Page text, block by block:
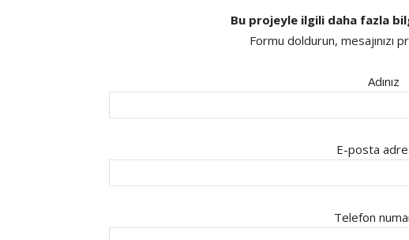
Bu projeyle ilgili daha fazla
Formu doldurun, mesajınızı
Adınız
E-posta
Telefon